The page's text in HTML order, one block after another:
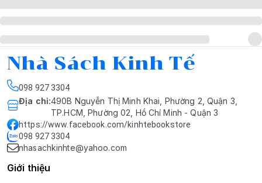
Nhà Sách Kinh Tế
098 927 3304
Địa chỉ:490B Nguyễn Thị Minh Khai, Phường 2, Quận 3,
TP.HCM, Phường 02, Hồ Chí Minh - Quận 3
https://www.facebook.com/kinhtebookstore
098 927 3304
nhasachkinhte@yahoo.com
Giới thiệu